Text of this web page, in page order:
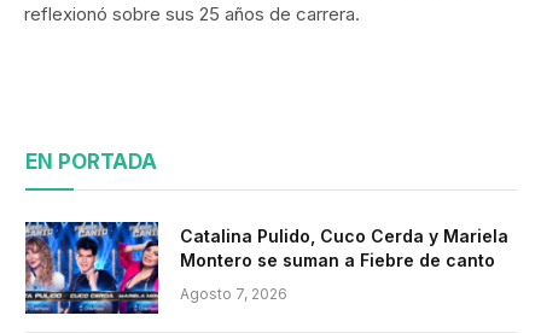
reflexionó sobre sus 25 años de carrera.
EN PORTADA
Catalina Pulido, Cuco Cerda y Mariela
Montero se suman a Fiebre de canto
Agosto 7, 2026